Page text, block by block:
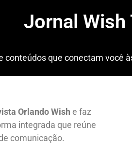
Jornal Wish
conteúdos que conectam você
Orlando Wish e faz
integrada que reúne
comunicação.